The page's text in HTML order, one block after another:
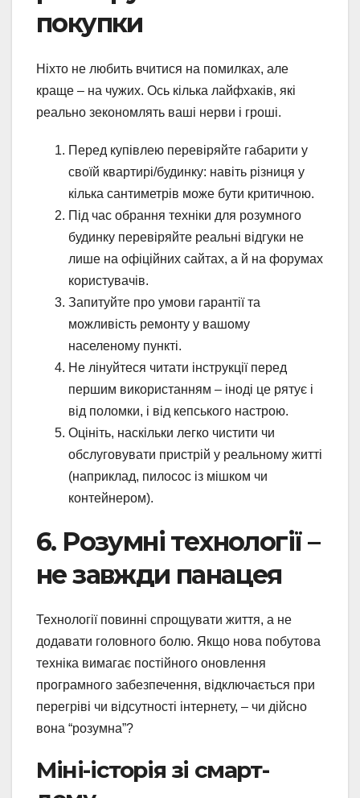
покупки
Ніхто не любить вчитися на помилках, але
краще – на чужих. Ось кілька лайфхаків, які
реально зекономлять ваші нерви і гроші.
Перед купівлею перевіряйте габарити у
своїй квартирі/будинку: навіть різниця у
кілька сантиметрів може бути критичною.
Під час обрання техніки для розумного
будинку перевіряйте реальні відгуки не
лише на офіційних сайтах, а й на форумах
користувачів.
Запитуйте про умови гарантії та
можливість ремонту у вашому
населеному пункті.
Не лінуйтеся читати інструкції перед
першим використанням – іноді це рятує і
від поломки, і від кепського настрою.
Оцініть, наскільки легко чистити чи
обслуговувати пристрій у реальному житті
(наприклад, пилосос із мішком чи
контейнером).
6. Розумні технології –
не завжди панацея
Технології повинні спрощувати життя, а не
додавати головного болю. Якщо нова побутова
техніка вимагає постійного оновлення
програмного забезпечення, відключається при
перегріві чи відсутності інтернету, – чи дійсно
вона “розумна”?
Міні-історія зі смарт-